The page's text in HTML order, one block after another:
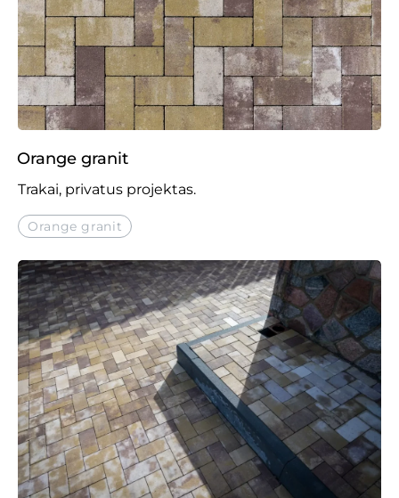
Orange granit
Trakai, privatus projektas.
Orange granit